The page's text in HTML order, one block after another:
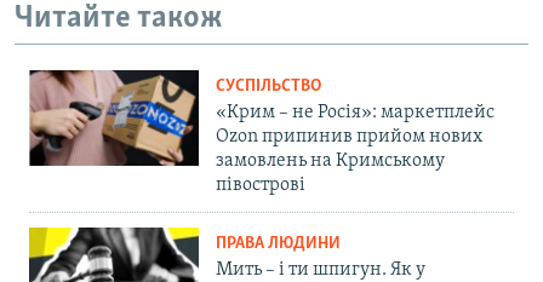
Читайте також
СУСПІЛЬСТВО
«Крим – не Росія»: маркетплейс
Ozon припинив прийом нових
замовлень на Кримському
півострові
ПРАВА ЛЮДИНИ
Мить – і ти шпигун. Як у